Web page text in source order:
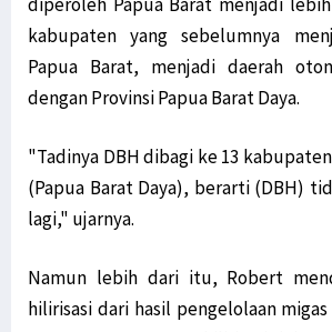
kabupaten yang sebelumnya
Papua Barat, menjadi daerah
dengan Provinsi Papua Barat Daya.
"Tadinya DBH dibagi ke 13
(Papua Barat Daya), berarti (DBH)
lagi," ujarnya.
Namun lebih dari itu, Robert
hilirisasi dari hasil pengelolaan